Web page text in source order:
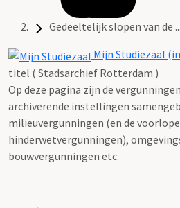
Gedeeltelijk slopen van de ...
Mijn Studiezaal
titel ( Stadsarchief Rotterdam )
Op deze pagina zijn de
archiverende instellingen
milieuvergunningen (en de
hinderwetvergunningen),
bouwvergunningen etc.